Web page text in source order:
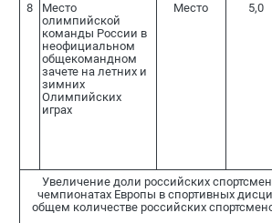
8
Место
олимпийской
команды России в
неофициальном
общекомандном
зачете на летних и
зимних
Олимпийских
играх
Место 5,0
Увеличение доли российских
чемпионатах Европы в спортивных
общем количестве российских